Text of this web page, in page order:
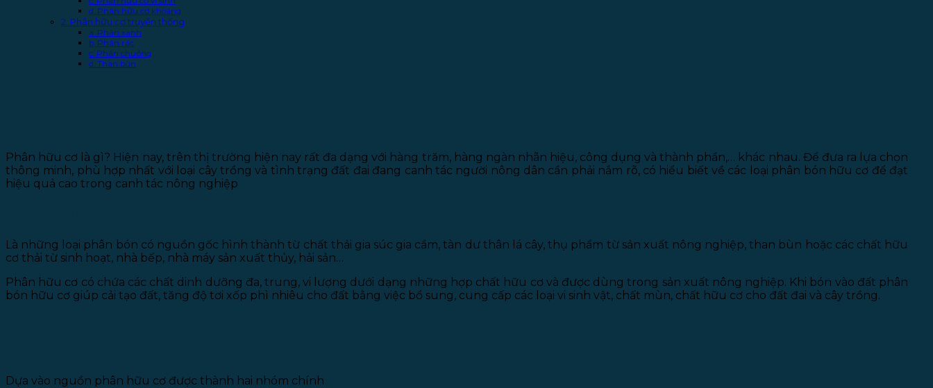
d. Phân hữu cơ khoáng
2. Phân hữu cơ truyền thống
a. Phân xanh
b. Phân rác
c. Phân chuồng
d. Than bùn
Phân hữu cơ là gì? Hiện nay, trên thị trường hiện nay rất đa dạng với hàng trăm, hàng ngàn nhãn hiệu, công dụng và thành phần,… khác nhau. Để đưa ra lựa chọn
thông minh, phù hợp nhất với loại cây trồng và tình trạng đất đai đang canh tác người nông dân cần phải nắm rõ, có hiểu biết về các loại phân bón hữu cơ để đạt
hiệu quả cao trong canh tác nông nghiệp
Là những loại phân bón có nguồn gốc hình thành từ chất thải gia súc gia cầm, tàn dư thân lá cây, thụ phẩm từ sản xuất nông nghiệp, than bùn hoặc các chất hữu
cơ thải từ sinh hoạt, nhà bếp, nhà máy sản xuất thủy, hải sản…
Phân hữu cơ có chứa các chất dinh dưỡng đa, trung, vi lượng dưới dạng những hợp chất hữu cơ và được dùng trong sản xuất nông nghiệp. Khi bón vào đất phân
bón hữu cơ giúp cải tạo đất, tăng độ tơi xốp phì nhiêu cho đất bằng việc bổ sung, cung cấp các loại vi sinh vật, chất mùn, chất hữu cơ cho đất đai và cây trồng.
Dựa vào nguồn phân hữu cơ được thành hai nhóm chính